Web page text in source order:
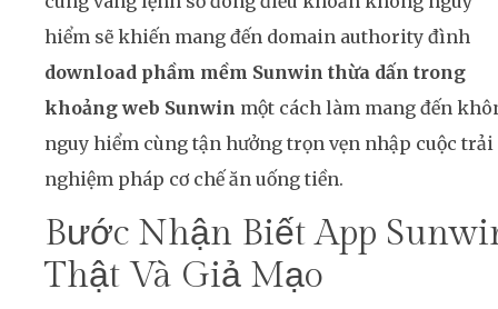
hiểm sẽ khiến mang đến domain authority đình
download phầm mềm Sunwin thừa dấn trong
khoảng web Sunwin một cách làm mang đến
nguy hiểm cùng tận hưởng trọn vẹn nhập cuộc trải
nghiệm pháp cơ chế ăn uống tiền.
Bước Nhận Biết App
Thật Và Giả Mạo